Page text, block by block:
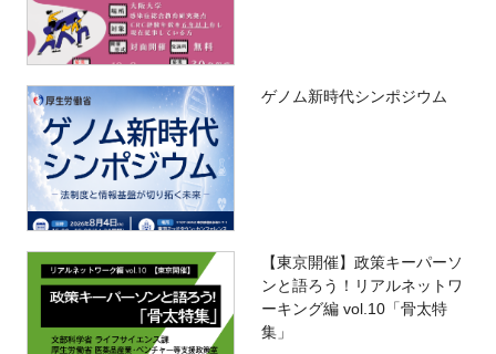
ゲノム新時代シンポジウム
【東京開催】政策キーパーソ
ンと語ろう！リアルネットワ
ーキング編 vol.10「骨太特
集」